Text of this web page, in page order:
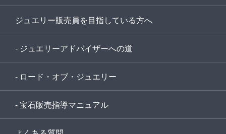
ジュエリー販売員を目指している方へ
- ジュエリーアドバイザーへの道
- ロード・オブ・ジュエリー
- 宝石販売指導マニュアル